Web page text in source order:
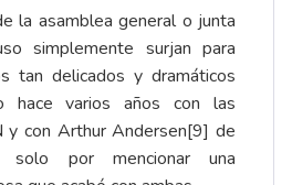
la asamblea general o junta
simplemente surjan para
tan delicados y dramáticos
hace varios años con las
y con Arthur Andersen[9] de
solo por mencionar una